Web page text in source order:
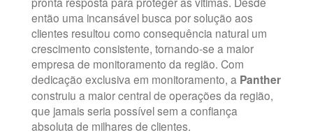
então uma incansável busca por solução aos
clientes resultou como consequência natural um
crescimento consistente, tornando-se a maior
empresa de monitoramento da região. Com
dedicação exclusiva em monitoramento, a Panther
construiu a maior central de operações da região,
que jamais seria possível sem a confiança
absoluta de milhares de clientes.